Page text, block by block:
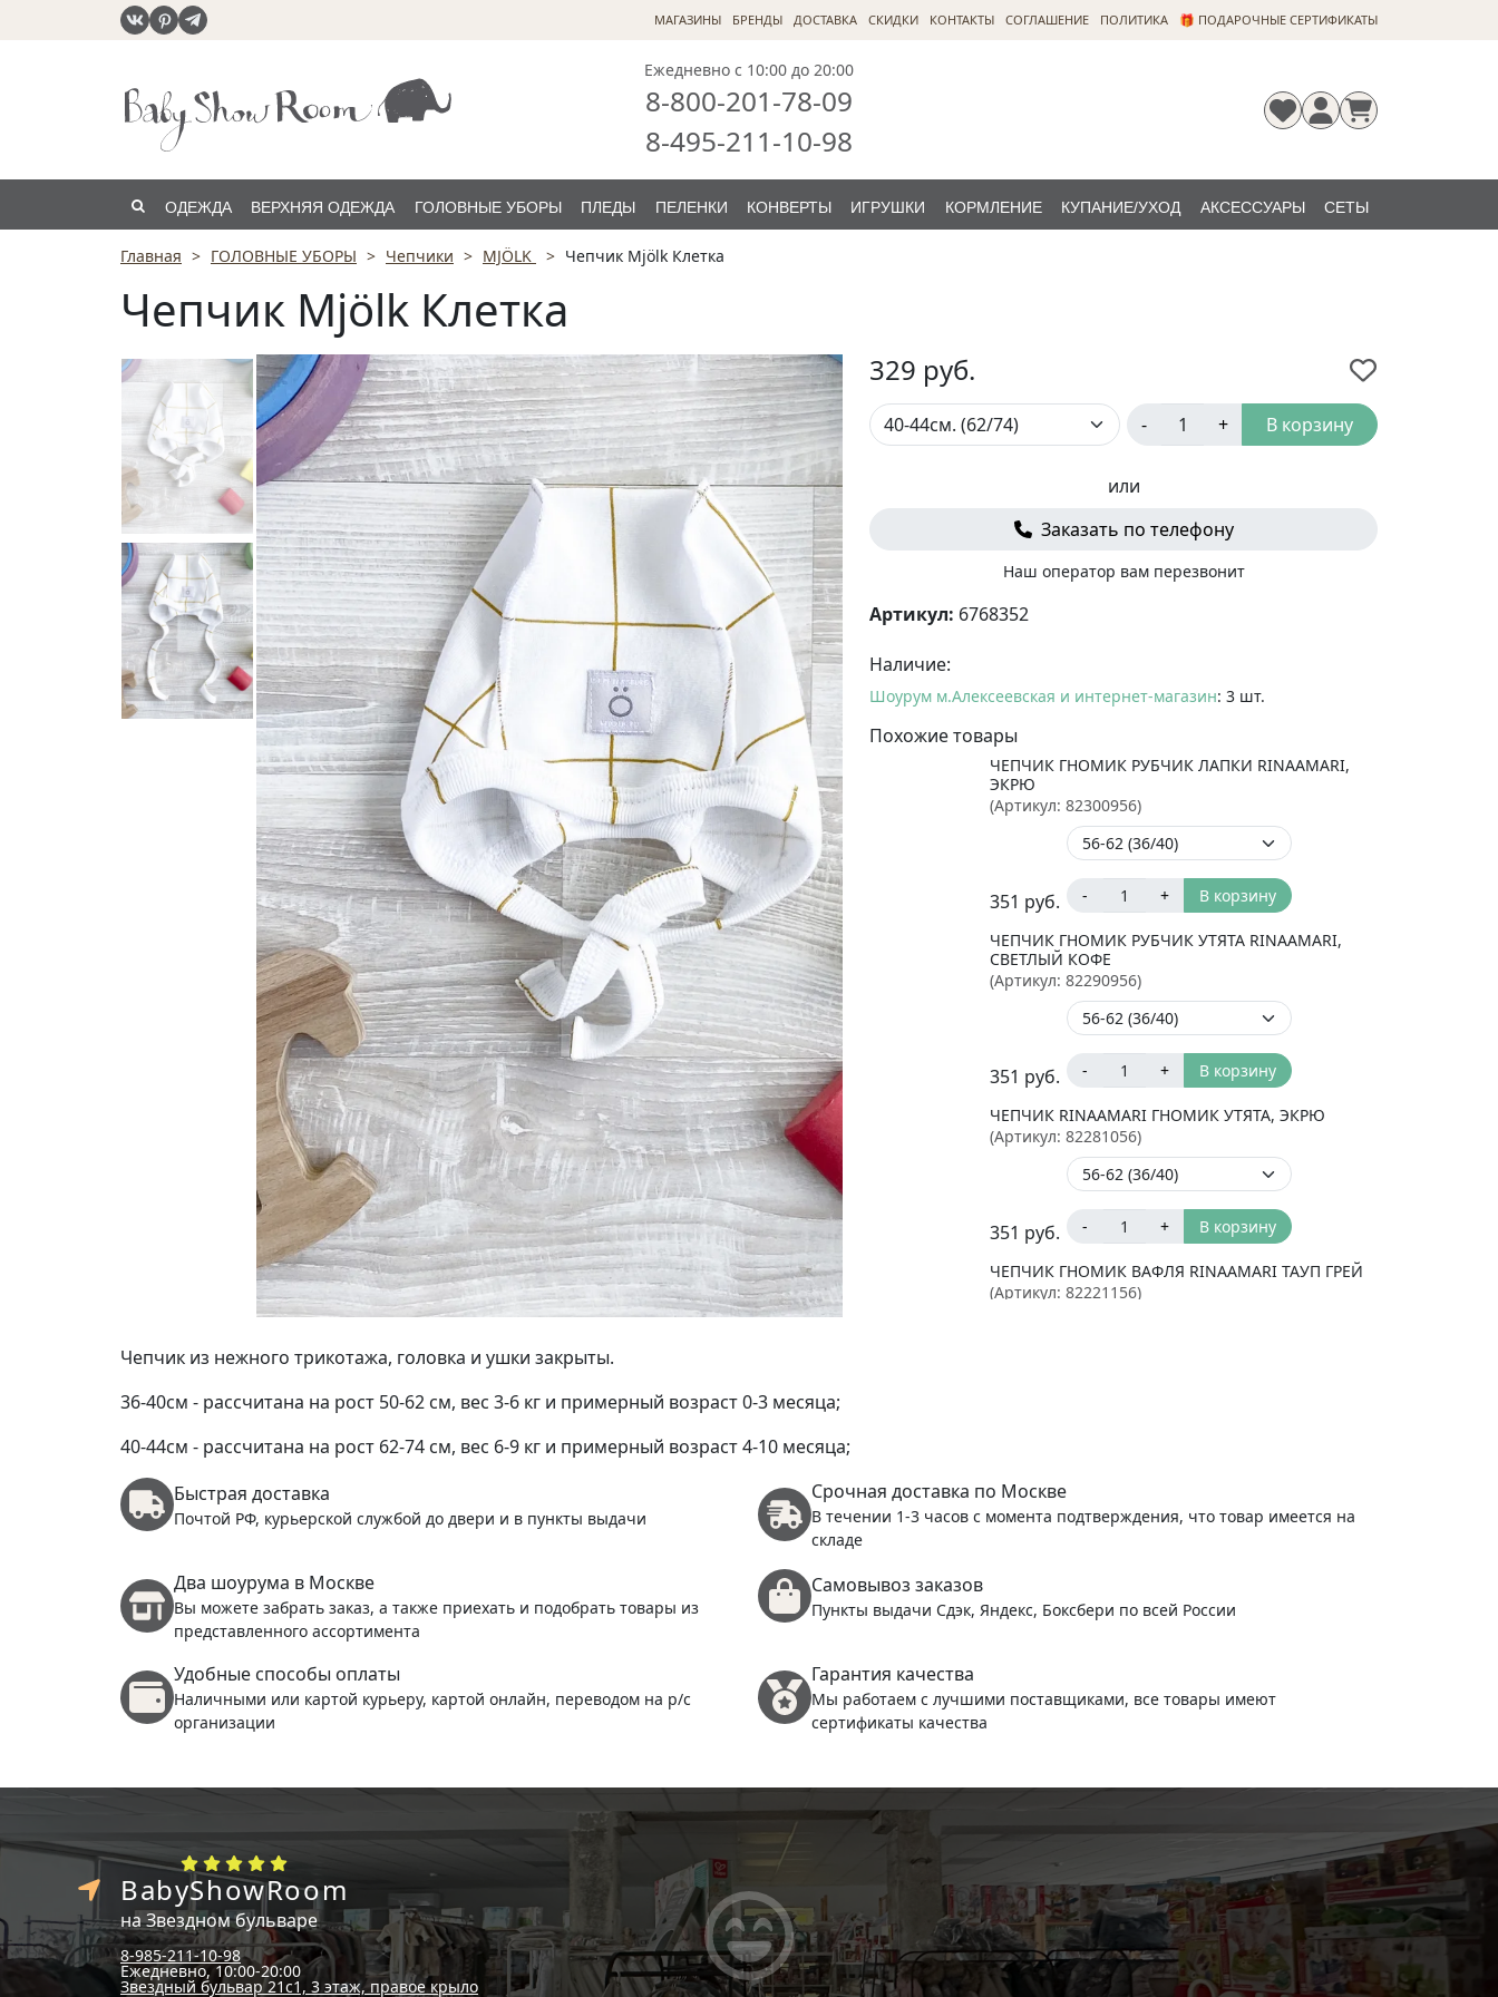
МАГАЗИНЫ БРЕНДЫ ДОСТАВКА СКИДКИ КОНТАКТЫ CОГЛАШЕНИЕ ПОЛИТИКА 🎁 ПОДАРОЧНЫЕ СЕРТИФИКАТЫ
Ежедневно с 10:00 до 20:00
8-800-201-78-09
8-495-211-10-98
ОДЕЖДА ВЕРХНЯЯ ОДЕЖДА ГОЛОВНЫЕ УБОРЫ ПЛЕДЫ ПЕЛЕНКИ КОНВЕРТЫ ИГРУШКИ КОРМЛЕНИЕ КУПАНИЕ/УХОД АКСЕССУАРЫ СЕТЫ
РАСПРОДАЖА
Главная ГОЛОВНЫЕ УБОРЫ Чепчики MJÖLK Чепчик Mjölk Клетка
Чепчик Mjölk Клетка
329 руб.
- + В корзину
или
Заказать по телефону
Наш оператор вам перезвонит
Артикул: 6768352
Наличие:
Шоурум м.Алексеевская и интернет-магазин: 3 шт.
Похожие товары
ЧЕПЧИК ГНОМИК РУБЧИК ЛАПКИ RINAAMARI,
ЭКРЮ
(Артикул: 82300956)
351 руб. - + В корзину
ЧЕПЧИК ГНОМИК РУБЧИК УТЯТА RINAAMARI,
СВЕТЛЫЙ КОФЕ
(Артикул: 82290956)
351 руб. - + В корзину
ЧЕПЧИК RINAAMARI ГНОМИК УТЯТА, ЭКРЮ
(Артикул: 82281056)
351 руб. - + В корзину
ЧЕПЧИК ГНОМИК ВАФЛЯ RINAAMARI ТАУП ГРЕЙ
(Артикул: 82221156)
Чепчик из нежного трикотажа, головка и ушки закрыты.
36-40см - рассчитана на рост 50-62 см, вес 3-6 кг и примерный возраст 0-3 месяца;
40-44см - рассчитана на рост 62-74 см, вес 6-9 кг и примерный возраст 4-10 месяца;
Быстрая доставка
Почтой РФ, курьерской службой до двери и в пункты выдачи
Срочная доставка по Москве
В течении 1-3 часов с момента подтверждения, что товар имеется на
складе
Два шоурума в Москве
Вы можете забрать заказ, а также приехать и подобрать товары из
представленного ассортимента
Самовывоз заказов
Пункты выдачи Сдэк, Яндекс, Боксбери по всей России
Удобные способы оплаты
Наличными или картой курьеру, картой онлайн, переводом на р/с
организации
Гарантия качества
Мы работаем с лучшими поставщиками, все товары имеют
сертификаты качества
BabyShowRoom
на Звездном бульваре
8-985-211-10-98
Ежедневно, 10:00-20:00
Звездный бульвар 21с1, 3 этаж, правое крыло